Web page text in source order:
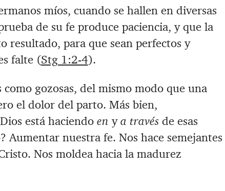
míos, cuando se hallen en diversas
de su fe produce paciencia, y que la
resultado, para que sean perfectos y
falte (Stg 1:2-4).
gozosas, del mismo modo que una
el dolor del parto. Más bien,
está haciendo en ya travésde esas
Aumentar nuestra fe. Nos hace semejantes
Nos moldea hacia la madurez